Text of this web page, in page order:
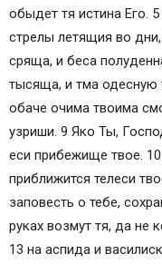
обыдет тя истина Его.
стрелы летящия во
сряща, и беса
тысяща, и тма одесную
обаче очима твоима
узриши. 9 Яко Ты,
еси прибежище твое.
приближится телеси
заповесть о тебе,
руках возмут тя, да не
13 на аспида и